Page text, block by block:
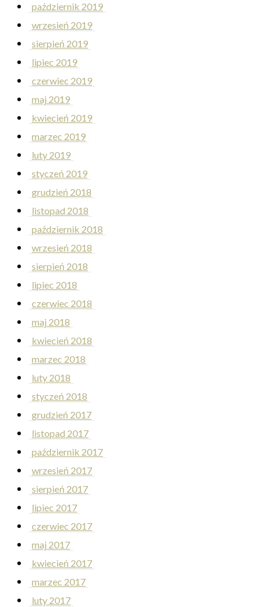
październik 2019
wrzesień 2019
sierpień 2019
lipiec 2019
czerwiec 2019
maj 2019
kwiecień 2019
marzec 2019
luty 2019
styczeń 2019
grudzień 2018
listopad 2018
październik 2018
wrzesień 2018
sierpień 2018
lipiec 2018
czerwiec 2018
maj 2018
kwiecień 2018
marzec 2018
luty 2018
styczeń 2018
grudzień 2017
listopad 2017
październik 2017
wrzesień 2017
sierpień 2017
lipiec 2017
czerwiec 2017
maj 2017
kwiecień 2017
marzec 2017
luty 2017